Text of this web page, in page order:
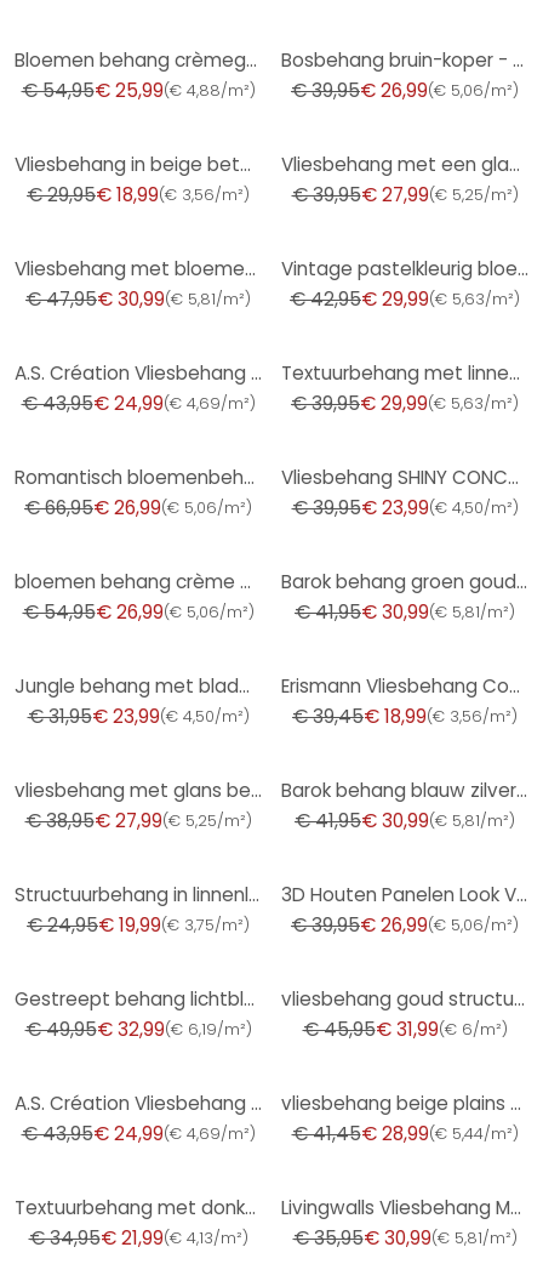
Bloemen behang crèmegrijs - vliesbehang landelijke stijl A.S. Création - mat licht structuur
€ 54,95€ 25,99(€ 4,88/m²)
Bosbehang bruin-koper - vliesbehang met natuurmotief
€ 39,95€ 26,99(€ 5,06/m²)
Vliesbehang in beige betonlook used look effen
€ 29,95€ 18,99(€ 3,56/m²)
Vliesbehang met een glanzende, grove structuur antraciet gipslook
€ 39,95€ 27,99(€ 5,25/m²)
Vliesbehang met bloemen geelgroen - bloemenbehang in retrostijl - vintage Patroonbehang
€ 47,95€ 30,99(€ 5,81/m²)
Vintage pastelkleurig bloemenbehang - bloemenpatroon behang retro - vliesbehang
€ 42,95€ 29,99(€ 5,63/m²)
A.S. Création Vliesbehang The BOS - Battle of Style Jungle Look Wit, Groen, Lila, Roze
€ 43,95€ 24,99(€ 4,69/m²)
Textuurbehang met linnenlook Beige Crème - Geometrisch monster
€ 39,95€ 29,99(€ 5,63/m²)
Romantisch bloemenbehang duurzaam vliesbehang Floral by A.S. Création Rosa Orange 386363
€ 66,95€ 26,99(€ 5,06/m²)
Vliesbehang SHINY CONCRETE Elle Decoration 4, blauw
€ 39,95€ 23,99(€ 4,50/m²)
bloemen behang crème groen - vliesbehang landelijke stijl A.S. Création - mat en licht gestructureer
€ 54,95€ 26,99(€ 5,06/m²)
Barok behang groen goud - Vliesbehang met monster - elegant patroonbehang
€ 41,95€ 30,99(€ 5,81/m²)
Jungle behang met bladmotief beige bruin - exotisch Vliesbehang modern & elegant
€ 31,95€ 23,99(€ 4,50/m²)
Erismann Vliesbehang Code Nature Beige
€ 39,45€ 18,99(€ 3,56/m²)
vliesbehang met glans beige betonlook
€ 38,95€ 27,99(€ 5,25/m²)
Barok behang blauw zilver - Vliesbehang met Patroonbehang - glanzend Patroonbehang
€ 41,95€ 30,99(€ 5,81/m²)
Structuurbehang in linnenlook bruin - subtiel Vliesbehang modern & elegant
€ 24,95€ 19,99(€ 3,75/m²)
3D Houten Panelen Look Vliesbehang, Scandinavisch Houtlook Behang van A.S. Creation, Bruin, Zwart
€ 39,95€ 26,99(€ 5,06/m²)
Gestreept behang lichtblauw wit - Vliesbehang strepen voor kinderkamers & meer
€ 49,95€ 32,99(€ 6,19/m²)
vliesbehang goud structuur voor woonkamer slaapkamer behang marburg
€ 45,95€ 31,99(€ 6/m²)
A.S. Création Vliesbehang The BOS - Battle of Style Jungle Look Petrol, Blauw, Geel, Groen
€ 43,95€ 24,99(€ 4,69/m²)
vliesbehang beige plains voor woonkamer slaapkamer behang marburg
€ 41,45€ 28,99(€ 5,44/m²)
Textuurbehang met donkerblauwe textiellook - Elegant Vliesbehang - Modern wandontwerp
€ 34,95€ 21,99(€ 4,13/m²)
Livingwalls Vliesbehang Metropolitan Stories
€ 35,95€ 30,99(€ 5,81/m²)